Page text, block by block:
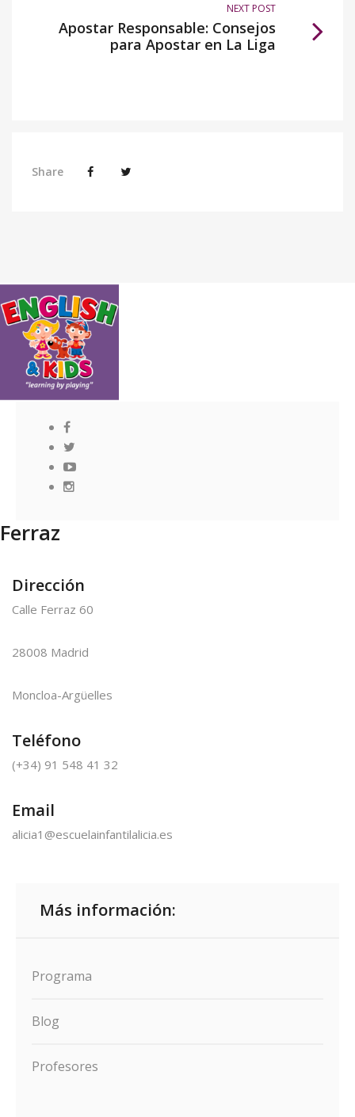
NEXT POST
Apostar Responsable: Consejos
para Apostar en La Liga
Share
Ferraz
Dirección
Calle Ferraz 60
28008 Madrid
Moncloa-Argüelles
Teléfono
(+34) 91 548 41 32
Email
alicia1@escuelainfantilalicia.es
Más información:
Programa
Blog
Profesores